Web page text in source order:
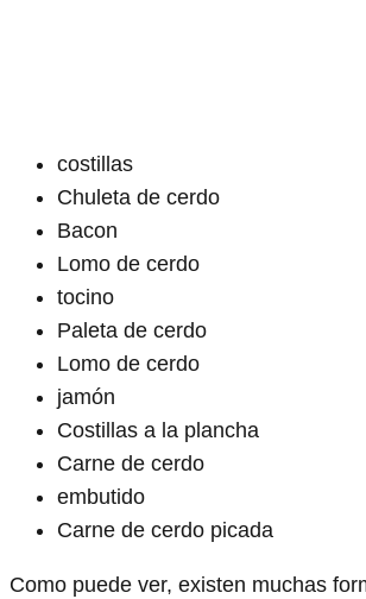
costillas
Chuleta de cerdo
Bacon
Lomo de cerdo
tocino
Paleta de cerdo
Lomo de cerdo
jamón
Costillas a la plancha
Carne de cerdo
embutido
Carne de cerdo picada
Como puede ver, existen muchas